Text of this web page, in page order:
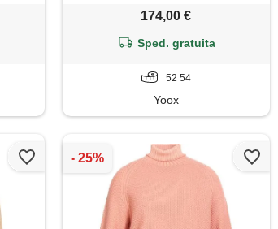
174,00 €
Sped. gratuita
52 54
Yoox